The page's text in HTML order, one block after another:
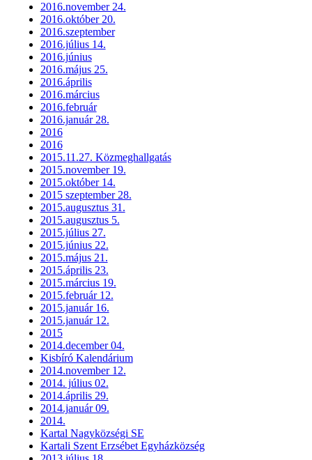
2016.november 24.
2016.október 20.
2016.szeptember
2016.július 14.
2016.június
2016.május 25.
2016.április
2016.március
2016.február
2016.január 28.
2016
2016
2015.11.27. Közmeghallgatás
2015.november 19.
2015.október 14.
2015 szeptember 28.
2015.augusztus 31.
2015.augusztus 5.
2015.július 27.
2015.június 22.
2015.május 21.
2015.április 23.
2015.március 19.
2015.február 12.
2015.január 16.
2015.január 12.
2015
2014.december 04.
Kisbíró Kalendárium
2014.november 12.
2014. július 02.
2014.április 29.
2014.január 09.
2014.
Kartal Nagyközségi SE
Kartali Szent Erzsébet Egyházközség